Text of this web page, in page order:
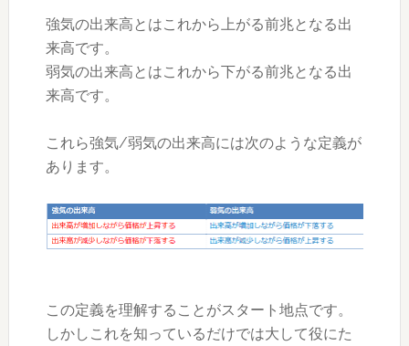
強気の出来高とはこれから上がる前兆となる出
来高です。
弱気の出来高とはこれから下がる前兆となる出
来高です。
これら強気/弱気の出来高には次のような定義が
あります。
この定義を理解することがスタート地点です。
しかしこれを知っているだけでは大して役にた